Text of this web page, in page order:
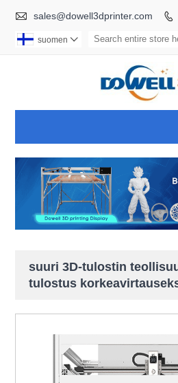
 sales@dowell3dprinter.com 
suomen 
suuri 3D-tulostin
tulostus